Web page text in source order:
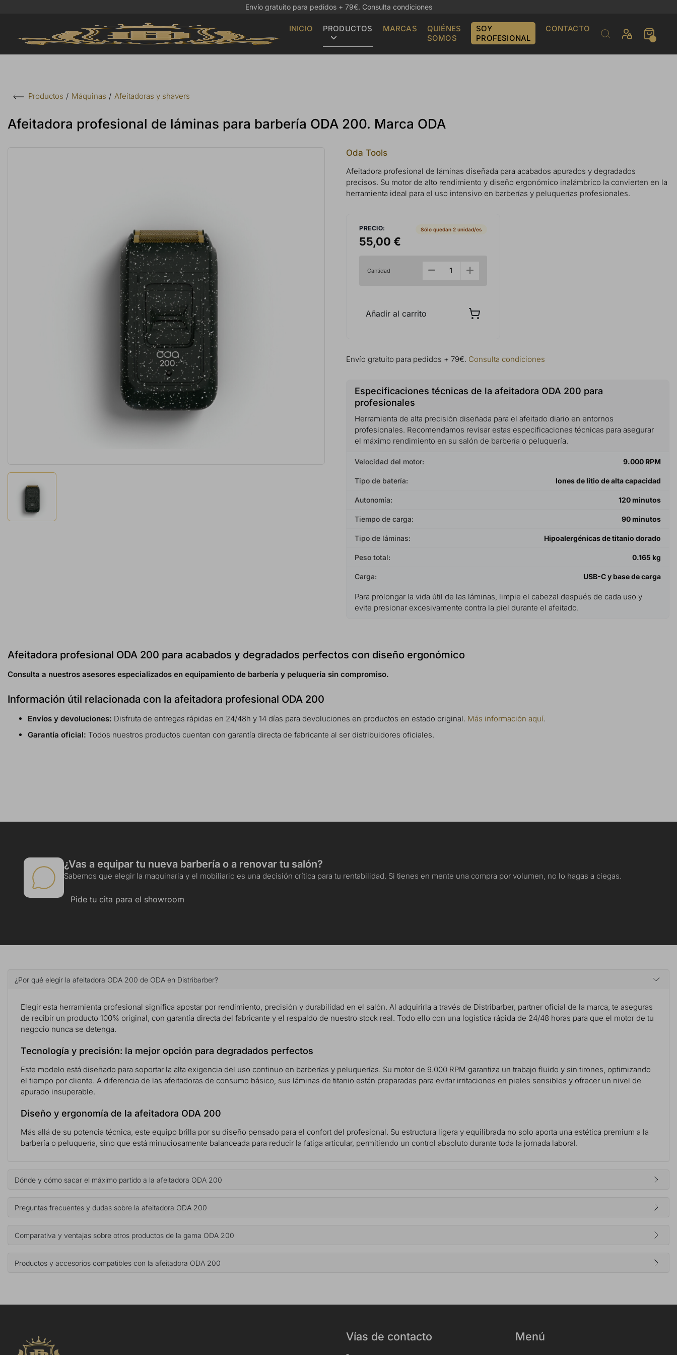
Envío gratuito para pedidos + 79€. Consulta condiciones
INICIO PRODUCTOS MARCAS
QUIÉNES
SOMOS
SOY
PROFESIONAL
CONTACTO
Productos Máquinas Afeitadoras y shavers
Afeitadora profesional de láminas para barbería ODA 200. Marca ODA
Oda Tools
Afeitadora profesional de láminas diseñada para acabados apurados y degradados
precisos. Su motor de alto rendimiento y diseño ergonómico inalámbrico la convierten en la
herramienta ideal para el uso intensivo en barberías y peluquerías profesionales.
PRECIO:
55,00 €
Sólo quedan 2 unidad/es
Cantidad
Añadir al carrito
Envío gratuito para pedidos + 79€. Consulta condiciones
Especificaciones técnicas de la afeitadora ODA 200 para
profesionales
Herramienta de alta precisión diseñada para el afeitado diario en entornos
profesionales. Recomendamos revisar estas especificaciones técnicas para asegurar
el máximo rendimiento en su salón de barbería o peluquería.
Velocidad del motor: 9.000 RPM
Tipo de batería: Iones de litio de alta capacidad
Autonomía: 120 minutos
Tiempo de carga: 90 minutos
Tipo de láminas: Hipoalergénicas de titanio dorado
Peso total: 0.165 kg
Carga: USB-C y base de carga
Para prolongar la vida útil de las láminas, limpie el cabezal después de cada uso y
evite presionar excesivamente contra la piel durante el afeitado.
Afeitadora profesional ODA 200 para acabados y degradados perfectos con diseño ergonómico
Consulta a nuestros asesores especializados en equipamiento de barbería y peluquería sin compromiso.
Información útil relacionada con la afeitadora profesional ODA 200
Envíos y devoluciones: Disfruta de entregas rápidas en 24/48h y 14 días para devoluciones en productos en estado original. Más información aquí.
Garantía oficial: Todos nuestros productos cuentan con garantía directa de fabricante al ser distribuidores oficiales.
¿Vas a equipar tu nueva barbería o a renovar tu salón?
Sabemos que elegir la maquinaria y el mobiliario es una decisión crítica para tu rentabilidad. Si tienes en mente una compra por volumen, no lo hagas a ciegas.
Pide tu cita para el showroom
¿Por qué elegir la afeitadora ODA 200 de ODA en Distribarber?
Elegir esta herramienta profesional significa apostar por rendimiento, precisión y durabilidad en el salón. Al adquirirla a través de Distribarber, partner oficial de la marca, te aseguras
de recibir un producto 100% original, con garantía directa del fabricante y el respaldo de nuestro stock real. Todo ello con una logística rápida de 24/48 horas para que el motor de tu
negocio nunca se detenga.
Tecnología y precisión: la mejor opción para degradados perfectos
Este modelo está diseñado para soportar la alta exigencia del uso continuo en barberías y peluquerías. Su motor de 9.000 RPM garantiza un trabajo fluido y sin tirones, optimizando
el tiempo por cliente. A diferencia de las afeitadoras de consumo básico, sus láminas de titanio están preparadas para evitar irritaciones en pieles sensibles y ofrecer un nivel de
apurado insuperable.
Diseño y ergonomía de la afeitadora ODA 200
Más allá de su potencia técnica, este equipo brilla por su diseño pensado para el confort del profesional. Su estructura ligera y equilibrada no solo aporta una estética premium a la
barbería o peluquería, sino que está minuciosamente balanceada para reducir la fatiga articular, permitiendo un control absoluto durante toda la jornada laboral.
Dónde y cómo sacar el máximo partido a la afeitadora ODA 200
Preguntas frecuentes y dudas sobre la afeitadora ODA 200
Comparativa y ventajas sobre otros productos de la gama ODA 200
Productos y accesorios compatibles con la afeitadora ODA 200
Vías de contacto Menú